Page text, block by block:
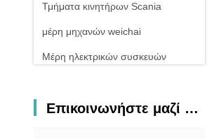
Τμήματα κινητήρων Scania
μέρη μηχανών weichai
Μέρη ηλεκτρικών συσκευών
Επικοινωνήστε μαζί μας